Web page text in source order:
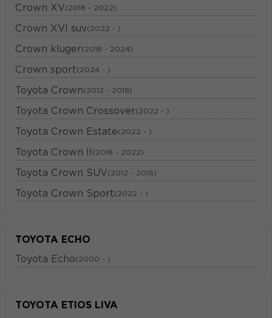
Crown XV(2018 - 2022)
Crown XVI suv(2022 - )
Crown kluger(2018 - 2024)
Crown sport(2024 - )
Toyota Crown(2012 - 2018)
Toyota Crown Crossover(2022 - )
Toyota Crown Estate(2022 - )
Toyota Crown II (2018 - 2022)
Toyota Crown SUV(2012 - 2016)
Toyota Crown Sport(2022 - )
TOYOTA ECHO
Toyota Echo(2000 - )
TOYOTA ETIOS LIVA